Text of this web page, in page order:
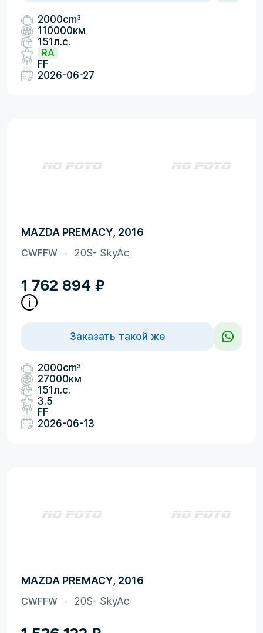
2000cm3
110000км
151л.с.
RA
FF
2026-06-27
MAZDA PREMACY, 2016
CWFFW 20S- SkyAc
1 762 894 ₽
Заказать такой же
2000cm3
27000км
151л.с.
3.5
FF
2026-06-13
MAZDA PREMACY, 2016
CWFFW 20S- SkyAc